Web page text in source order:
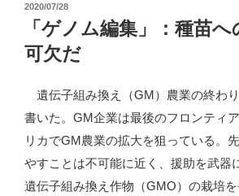
ノ
編
EU
規
制
離
投
2020/07/28
「ゲノム編集」：種苗
可欠だ
遺伝子組み換え（GM）農業の終わ
書いた。GM企業は最後のフロンティ
リカでGM農業の拡大を狙っている。
やすことは不可能に近く、援助を武器
遺伝子組み換え作物（GMO）の栽培